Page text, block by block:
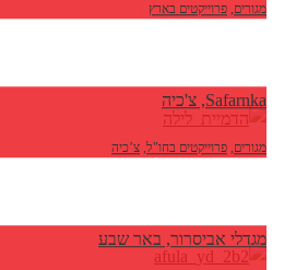
מגורים, פרוייקטים בארץ
Safarnka, צ'כיה
מגורים, פרוייקטים בחו"ל, צ’כיה
מגדלי אביסרור, באר שבע